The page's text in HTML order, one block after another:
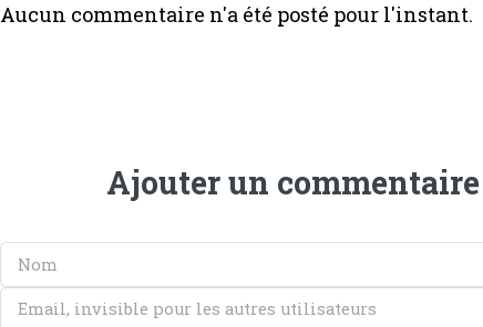
Ajouter un commentaire
Aucun commentaire n'a été posté pour l'instant.